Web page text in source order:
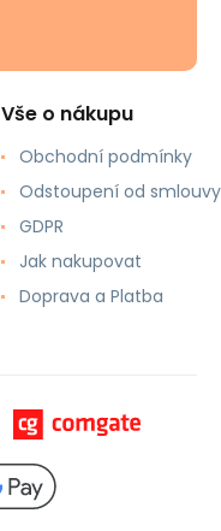
Vše o nákupu
Obchodní podmínky
Odstoupení od smlouvy
GDPR
Jak nakupovat
Doprava a Platba